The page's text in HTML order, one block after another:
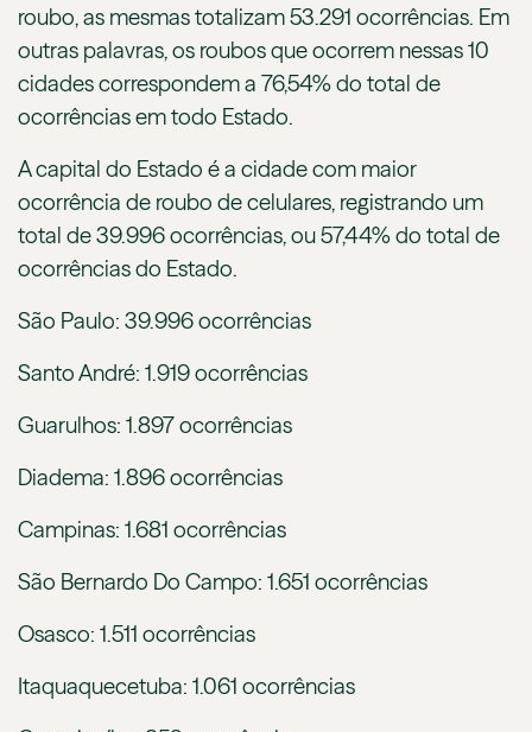
roubo, as mesmas totalizam 53.291 ocorrências. Em
outras palavras, os roubos que ocorrem nessas 10
cidades correspondem a 76,54% do total de
ocorrências em todo Estado.
A capital do Estado é a cidade com maior
ocorrência de roubo de celulares, registrando um
total de 39.996 ocorrências, ou 57,44% do total de
ocorrências do Estado.
São Paulo: 39.996 ocorrências
Santo André: 1.919 ocorrências
Guarulhos: 1.897 ocorrências
Diadema: 1.896 ocorrências
Campinas: 1.681 ocorrências
São Bernardo Do Campo: 1.651 ocorrências
Osasco: 1.511 ocorrências
Itaquaquecetuba: 1.061 ocorrências